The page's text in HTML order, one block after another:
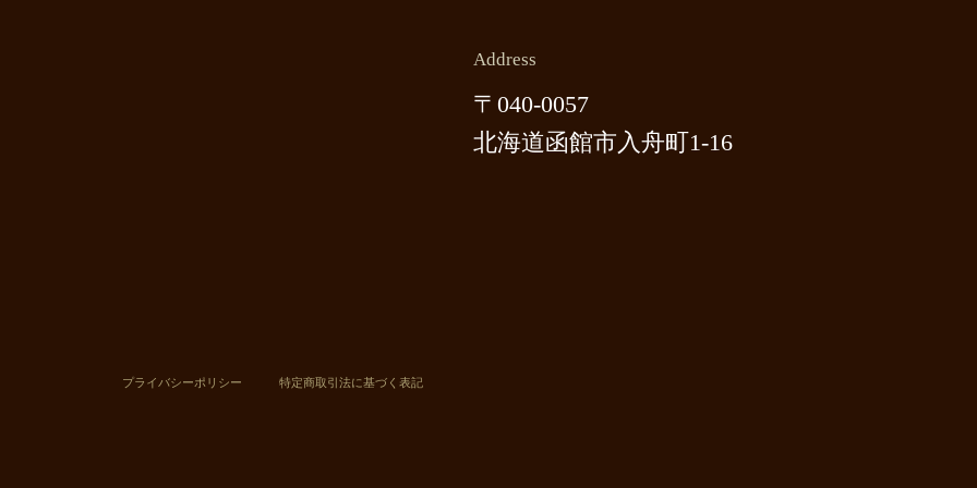
Address
〒040-0057
北海道函館市入舟町1-16
プライバシーポリシー 特定商取引法に基づく表記